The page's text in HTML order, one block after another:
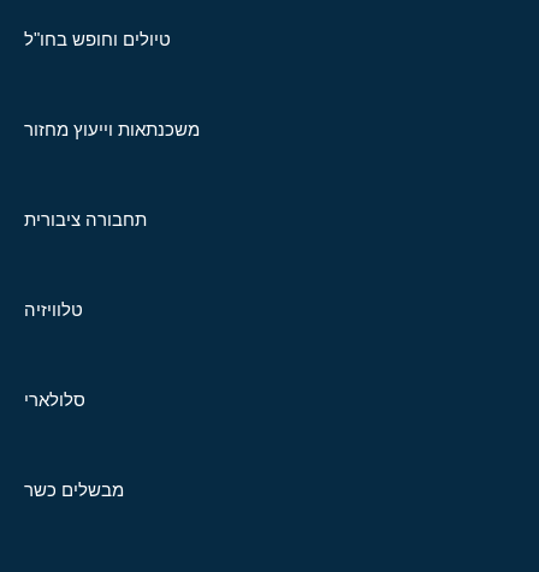
טיולים וחופש בחו"ל
משכנתאות וייעוץ מחזור
תחבורה ציבורית
טלוויזיה
סלולארי
מבשלים כשר